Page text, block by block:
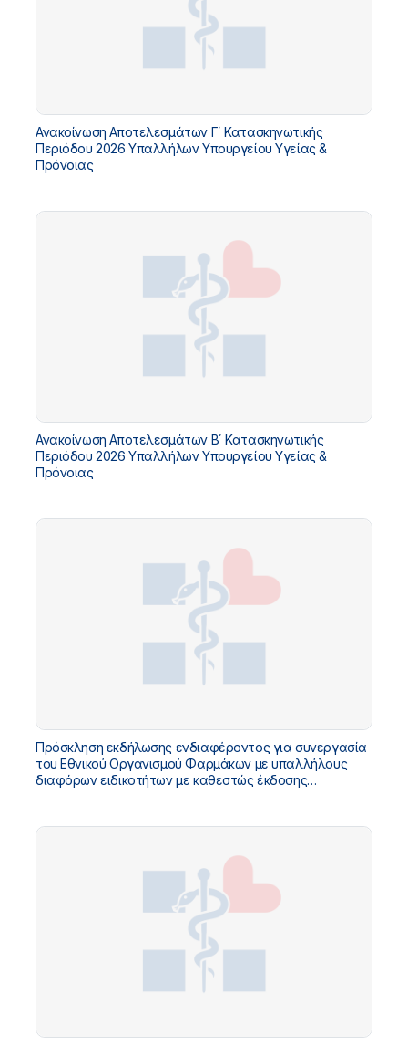
Ανακοίνωση Αποτελεσμάτων Γ΄ Κατασκηνωτικής
Περιόδου 2026 Υπαλλήλων Υπουργείου Υγείας &
Πρόνοιας
Ανακοίνωση Αποτελεσμάτων Β΄ Κατασκηνωτικής
Περιόδου 2026 Υπαλλήλων Υπουργείου Υγείας &
Πρόνοιας
Πρόσκληση εκδήλωσης ενδιαφέροντος για συνεργασία
του Εθνικού Οργανισμού Φαρμάκων με υπαλλήλους
διαφόρων ειδικοτήτων με καθεστώς έκδοσης